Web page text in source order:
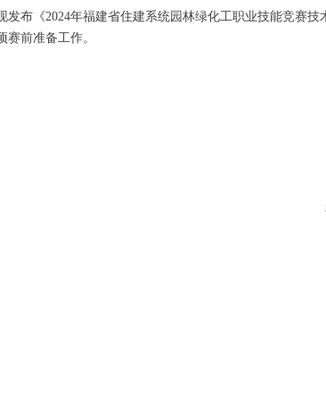
布《2024年福建省住建系统园林绿化工职业技能竞赛技
前准备工作。